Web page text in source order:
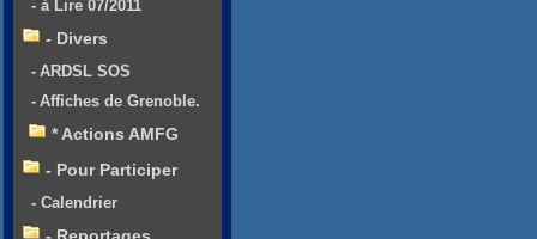
- à Lire 07/2011
- Divers
- ARDSL SOS
- Affiches de Grenoble.
* Actions AMFG
- Pour Participer
- Calendrier